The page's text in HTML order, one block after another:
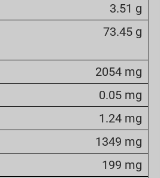
3.51 g
73.45 g
2054 mg
0.05 mg
1.24 mg
1349 mg
199 mg